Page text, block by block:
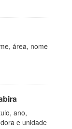
área, nome
ano,
e unidade